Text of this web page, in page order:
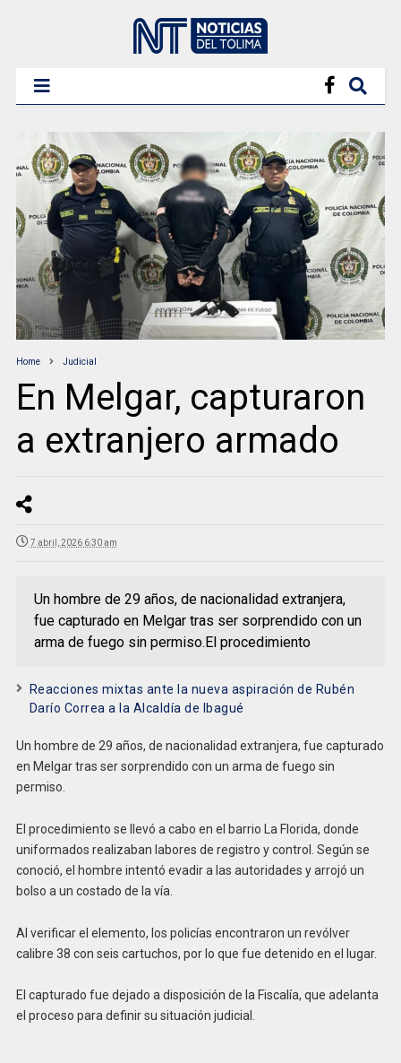
Home Judicial
En Melgar, capturaron
a extranjero armado
7 abril, 2026 6:30 am
Un hombre de 29 años, de nacionalidad extranjera,
fue capturado en Melgar tras ser sorprendido con un
arma de fuego sin permiso.El procedimiento
Reacciones mixtas ante la nueva aspiración de Rubén
Darío Correa a la Alcaldía de Ibagué
Un hombre de 29 años, de nacionalidad extranjera, fue capturado
en Melgar tras ser sorprendido con un arma de fuego sin
permiso.
El procedimiento se llevó a cabo en el barrio La Florida, donde
uniformados realizaban labores de registro y control. Según se
conoció, el hombre intentó evadir a las autoridades y arrojó un
bolso a un costado de la vía.
Al verificar el elemento, los policías encontraron un revólver
calibre 38 con seis cartuchos, por lo que fue detenido en el lugar.
El capturado fue dejado a disposición de la Fiscalía, que adelanta
el proceso para definir su situación judicial.